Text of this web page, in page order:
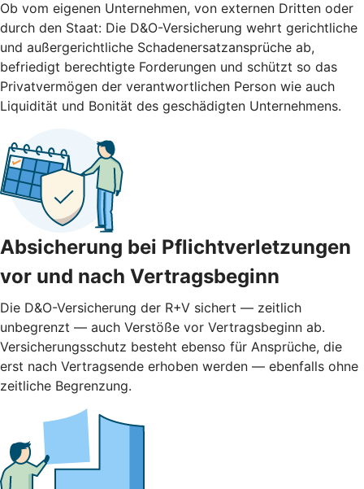
Ob vom eigenen Unternehmen, von externen Dritten oder
durch den Staat: Die D&O-Versicherung wehrt gerichtliche
und außergerichtliche Schadenersatzansprüche ab,
befriedigt berechtigte Forderungen und schützt so das
Privatvermögen der verantwortlichen Person wie auch
Liquidität und Bonität des geschädigten Unternehmens.
Absicherung bei Pflichtverletzungen
vor und nach ­Vertragsbeginn
Die D&O-Versicherung der R+V sichert — zeitlich
unbegrenzt — auch Verstöße vor Vertragsbeginn ab.
Versicherungsschutz besteht ebenso für Ansprüche, die
erst nach Vertragsende erhoben werden — ebenfalls ohne
zeitliche Begrenzung.